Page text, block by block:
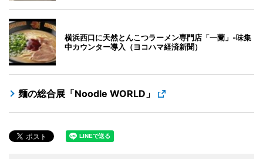
横浜西口に天然とんこつラーメン専門店「一蘭」-味集
中カウンター導入（ヨコハマ経済新聞）
麺の総合展「Noodle WORLD」